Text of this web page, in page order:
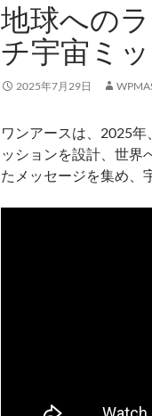
地球への
チ宇宙ミ
2025年7月29日
ワンアースは、2025
ッションを設計、世界
たメッセージを集め、